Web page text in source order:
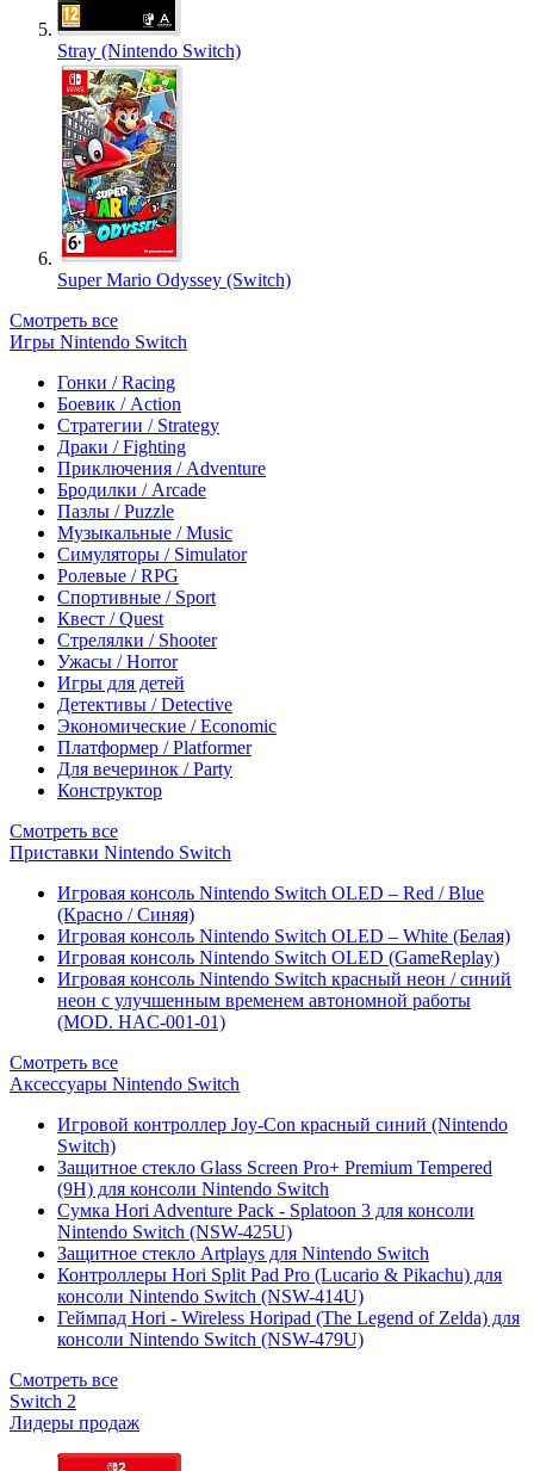
Stray (Nintendo Switch)
Super Mario Odyssey (Switch)
Смотреть все
Игры Nintendo Switch
Гонки / Racing
Боевик / Action
Стратегии / Strategy
Драки / Fighting
Приключения / Adventure
Бродилки / Arcade
Пазлы / Puzzle
Музыкальные / Music
Симуляторы / Simulator
Ролевые / RPG
Спортивные / Sport
Квест / Quest
Стрелялки / Shooter
Ужасы / Horror
Игры для детей
Детективы / Detective
Экономические / Economic
Платформер / Platformer
Для вечеринок / Party
Конструктор
Смотреть все
Приставки Nintendo Switch
Игровая консоль Nintendo Switch OLED – Red / Blue
(Красно / Синяя)
Игровая консоль Nintendo Switch OLED – White (Белая)
Игровая консоль Nintendo Switch OLED (GameReplay)
Игровая консоль Nintendo Switch красный неон / синий
неон с улучшенным временем автономной работы
(MOD. HAC-001-01)
Смотреть все
Аксессуары Nintendo Switch
Игровой контроллер Joy-Con красный синий (Nintendo
Switch)
Защитное стекло Glass Screen Pro+ Premium Tempered
(9H) для консоли Nintendo Switch
Сумка Hori Adventure Pack - Splatoon 3 для консоли
Nintendo Switch (NSW-425U)
Защитное стекло Artplays для Nintendo Switch
Контроллеры Hori Split Pad Pro (Lucario & Pikachu) для
консоли Nintendo Switch (NSW-414U)
Геймпад Hori - Wireless Horipad (The Legend of Zelda) для
консоли Nintendo Switch (NSW-479U)
Смотреть все
Switch 2
Лидеры продаж